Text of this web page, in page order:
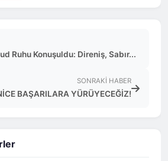
Ruhu Konuşuldu: Direniş, Sabır...
SONRAKI HABER
BAŞARILARA YÜRÜYECEĞİZ!